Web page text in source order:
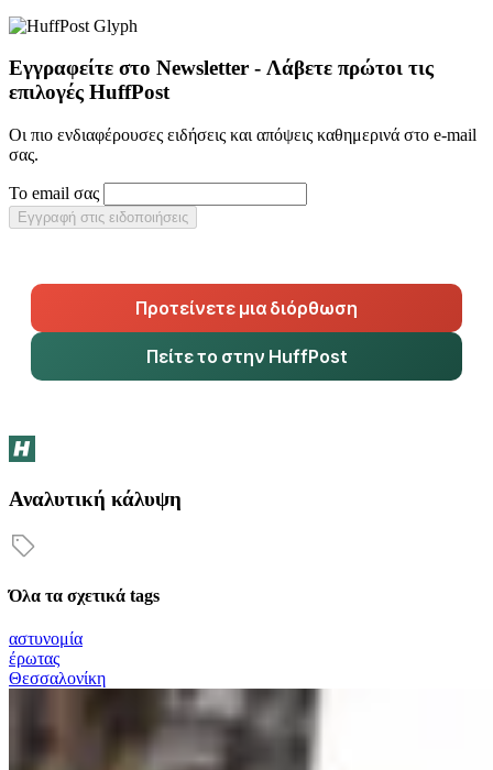
Εγγραφείτε στο Newsletter - Λάβετε πρώτοι τις
επιλογές HuffPost
Οι πιο ενδιαφέρουσες ειδήσεις και απόψεις καθημερινά στο e-mail
σας.
Το email σας
Εγγραφή στις ειδοποιήσεις
Προτείνετε μια διόρθωση
Πείτε το στην HuffPost
Αναλυτική κάλυψη
Όλα τα σχετικά tags
αστυνομία
έρωτας
Θεσσαλονίκη